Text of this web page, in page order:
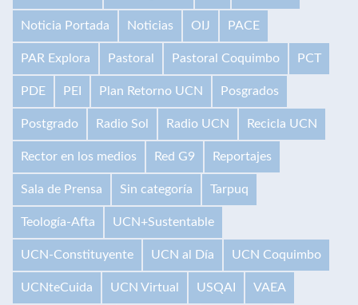
Noticia Portada Noticias OIJ PACE
PAR Explora Pastoral Pastoral Coquimbo PCT
PDE PEI Plan Retorno UCN Posgrados
Postgrado Radio Sol Radio UCN Recicla UCN
Rector en los medios Red G9 Reportajes
Sala de Prensa Sin categoría Tarpuq
Teología-Afta UCN+Sustentable
UCN-Constituyente UCN al Día UCN Coquimbo
UCNteCuida UCN Virtual USQAI VAEA